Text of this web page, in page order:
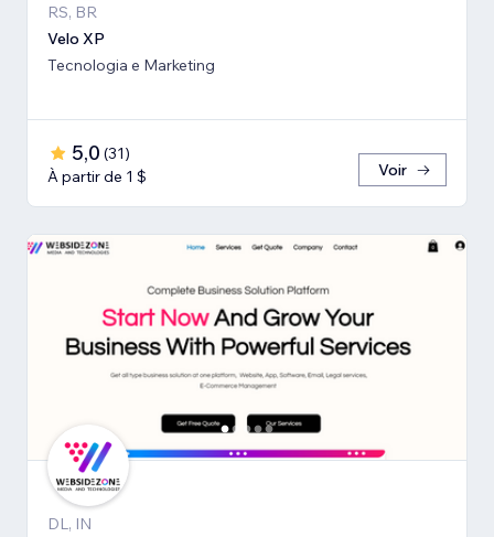
RS, BR
Velo XP
Tecnologia e Marketing
5,0 (31)
À partir de 1 $
Voir
DL, IN